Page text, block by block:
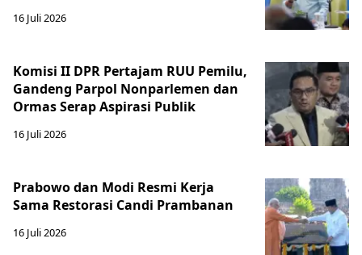
16 Juli 2026
Komisi II DPR Pertajam RUU Pemilu,
Gandeng Parpol Nonparlemen dan
Ormas Serap Aspirasi Publik
16 Juli 2026
Prabowo dan Modi Resmi Kerja
Sama Restorasi Candi Prambanan
16 Juli 2026